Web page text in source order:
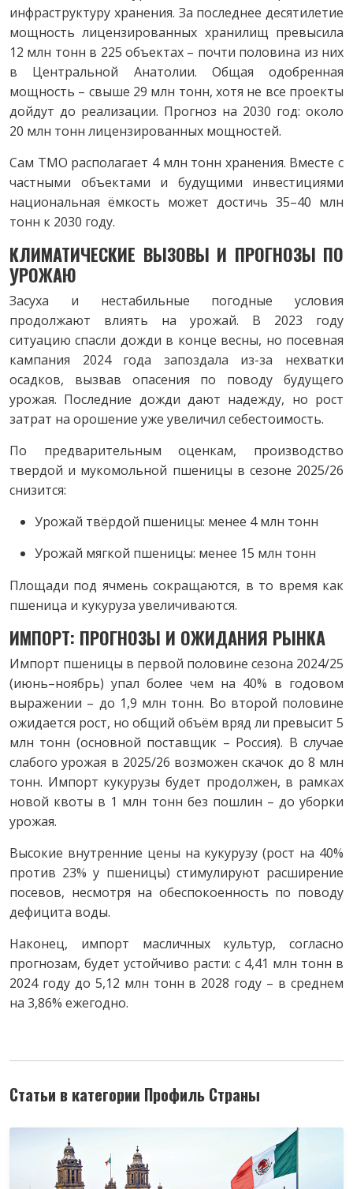
инфраструктуру хранения. За последнее десятилетие
мощность лицензированных хранилищ превысила
12 млн тонн в 225 объектах – почти половина из них
в Центральной Анатолии. Общая одобренная
мощность – свыше 29 млн тонн, хотя не все проекты
дойдут до реализации. Прогноз на 2030 год: около
20 млн тонн лицензированных мощностей.
Сам TMO располагает 4 млн тонн хранения. Вместе с
частными объектами и будущими инвестициями
национальная ёмкость может достичь 35–40 млн
тонн к 2030 году.
КЛИМАТИЧЕСКИЕ ВЫЗОВЫ И ПРОГНОЗЫ ПО
УРОЖАЮ
Засуха и нестабильные погодные условия
продолжают влиять на урожай. В 2023 году
ситуацию спасли дожди в конце весны, но посевная
кампания 2024 года запоздала из-за нехватки
осадков, вызвав опасения по поводу будущего
урожая. Последние дожди дают надежду, но рост
затрат на орошение уже увеличил себестоимость.
По предварительным оценкам, производство
твердой и мукомольной пшеницы в сезоне 2025/26
снизится:
Урожай твёрдой пшеницы: менее 4 млн тонн
Урожай мягкой пшеницы: менее 15 млн тонн
Площади под ячмень сокращаются, в то время как
пшеница и кукуруза увеличиваются.
ИМПОРТ: ПРОГНОЗЫ И ОЖИДАНИЯ РЫНКА
Импорт пшеницы в первой половине сезона 2024/25
(июнь–ноябрь) упал более чем на 40% в годовом
выражении – до 1,9 млн тонн. Во второй половине
ожидается рост, но общий объём вряд ли превысит 5
млн тонн (основной поставщик – Россия). В случае
слабого урожая в 2025/26 возможен скачок до 8 млн
тонн. Импорт кукурузы будет продолжен, в рамках
новой квоты в 1 млн тонн без пошлин – до уборки
урожая.
Высокие внутренние цены на кукурузу (рост на 40%
против 23% у пшеницы) стимулируют расширение
посевов, несмотря на обеспокоенность по поводу
дефицита воды.
Наконец, импорт масличных культур, согласно
прогнозам, будет устойчиво расти: с 4,41 млн тонн в
2024 году до 5,12 млн тонн в 2028 году – в среднем
на 3,86% ежегодно.
Статьи в категории Профиль Страны